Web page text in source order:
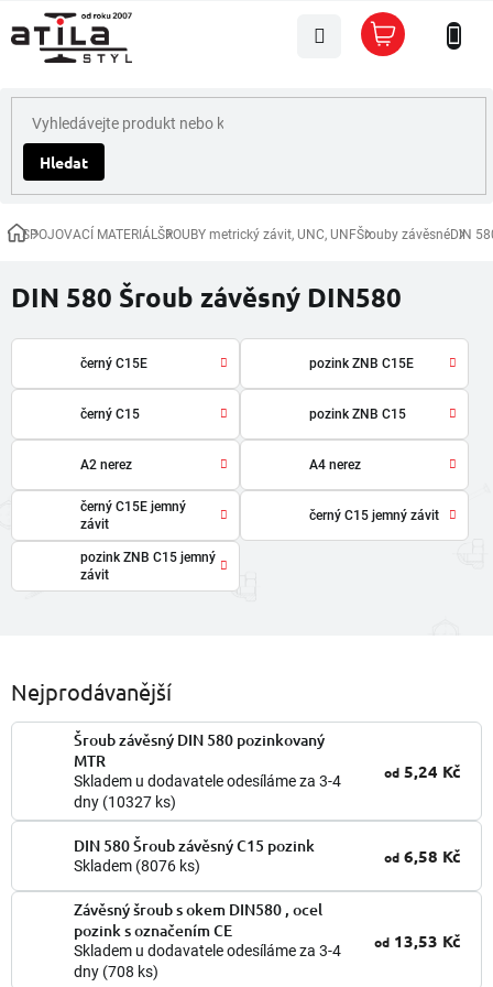
na
obsah
Hledat
Nákupní
košík
DomůSPOJOVACÍ MATERIÁLŠROUBY metrický závit, UNC, UNFŠrouby závěsnéDIN
DIN 580 Šroub závěsný DIN580
černý C15E pozink ZNB C15E
černý C15 pozink ZNB C15
A2 nerez A4 nerez
černý C15E jemný
závit
černý C15 jemný závit
pozink ZNB C15 jemný
závit
Nejprodávanější
Šroub závěsný DIN 580 pozinkovaný
MTR
Skladem u dodavatele odesíláme za 3-4
dny (10327 ks)
od 5,24 Kč
DIN 580 Šroub závěsný C15 pozink
Skladem (8076 ks)
od 6,58 Kč
Závěsný šroub s okem DIN580 , ocel
pozink s označením CE
Skladem u dodavatele odesíláme za 3-4
dny (708 ks)
od 13,53 Kč